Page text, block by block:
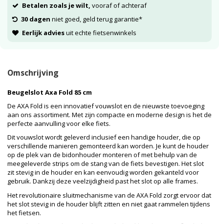
Betalen zoals je wilt, vooraf of achteraf
30 dagen niet goed, geld terug garantie*
Eerlijk adviesuit echte fietsenwinkels
Omschrijving
Beugelslot Axa Fold 85 cm
De AXA Fold is een innovatief vouwslot en de nieuwste toevoeging
aan ons assortiment. Met zijn compacte en moderne design is het de
perfecte aanvulling voor elke fiets.
Dit vouwslot wordt geleverd inclusief een handige houder, die op
verschillende manieren gemonteerd kan worden. Je kunt de houder
op de plek van de bidonhouder monteren of met behulp van de
meegeleverde strips om de stang van de fiets bevestigen. Het slot
zit stevig in de houder en kan eenvoudig worden gekanteld voor
gebruik. Dankzij deze veelzijdigheid past het slot op alle frames.
Het revolutionaire sluitmechanisme van de AXA Fold zorgt ervoor dat
het slot stevig in de houder blijft zitten en niet gaat rammelen tijdens
het fietsen.